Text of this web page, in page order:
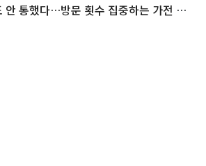
안 통했다…방문 횟수 집중하는 가전 양